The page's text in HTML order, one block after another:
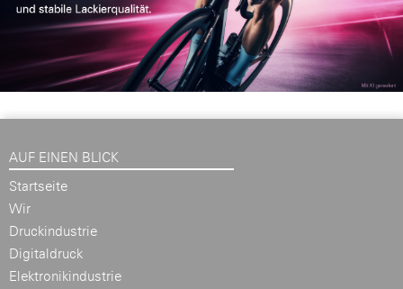
AUF EINEN BLICK
Startseite
Wir
Druckindustrie
Digitaldruck
Elektronikindustrie